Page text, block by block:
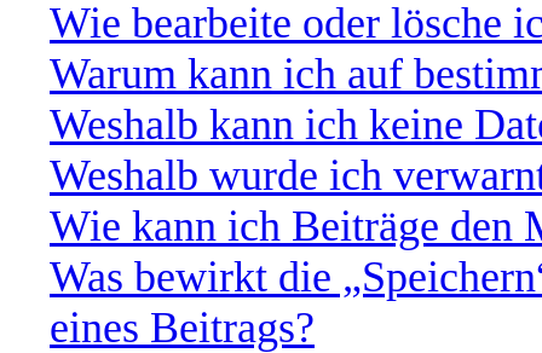
Wie bearbeite oder lösche
Warum kann ich auf
Weshalb kann ich keine
Weshalb wurde ich
Wie kann ich Beiträge den
Was bewirkt die
eines Beitrags?